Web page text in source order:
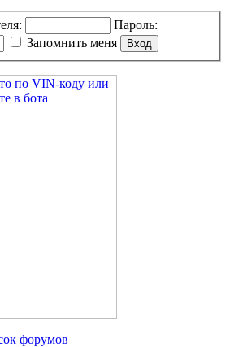
Пароль:
Запомнить меня
форумов